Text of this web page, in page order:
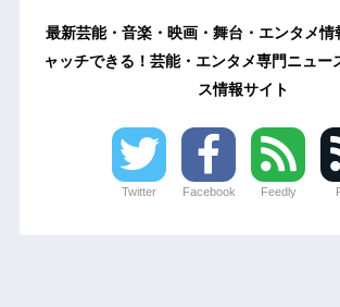
最新芸能・音楽・映画・舞台・エンタメ情
ャッチできる！芸能・エンタメ専門ニュー
ス情報サイト
Twitter Facebook Feedly